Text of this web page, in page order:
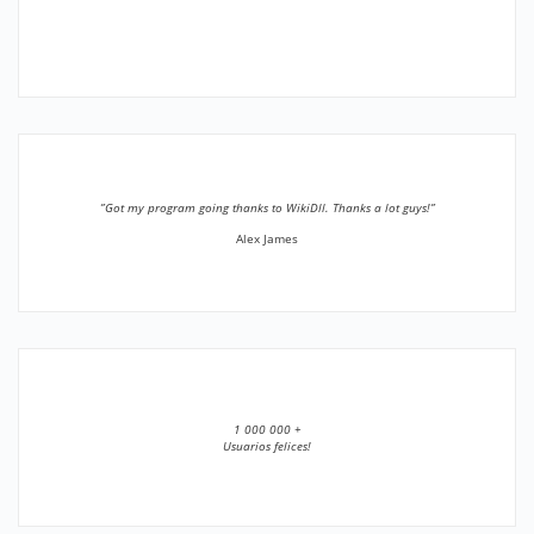
”Got my program going thanks to WikiDll. Thanks a lot guys!”
Alex James
1 000 000 +
Usuarios felices!